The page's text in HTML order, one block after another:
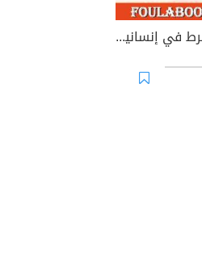
إنسان مفرط في إنسانيته - ج2